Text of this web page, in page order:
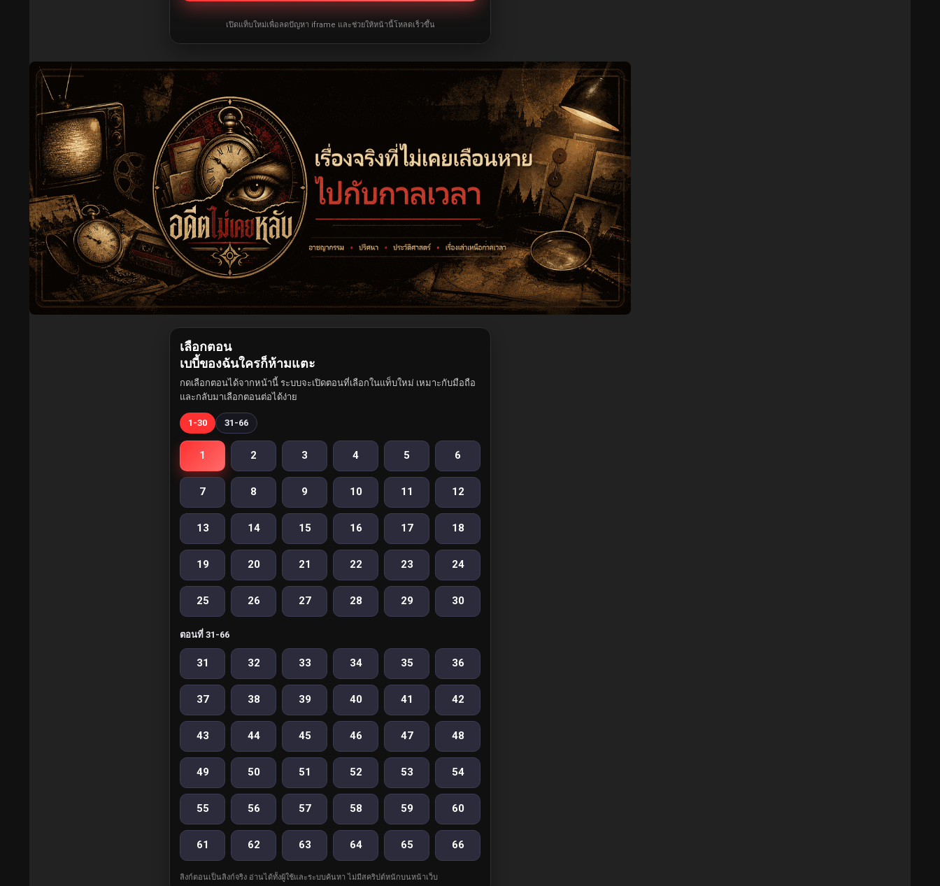
เปิดแท็บใหม่เพื่อลดปัญหา iframe และช่วยให้หน้านี้โหลดเร็วขึ้น
เลือกตอน
เบบี้ของฉันใครก็ห้ามแตะ
กดเลือกตอนได้จากหน้านี้ ระบบจะเปิดตอนที่เลือกในแท็บใหม่ เหมาะกับมือถือ
และกลับมาเลือกตอนต่อได้ง่าย
1-30 31-66
1 2 3 4 5 6
7 8 9 10 11 12
13 14 15 16 17 18
19 20 21 22 23 24
25 26 27 28 29 30
ตอนที่ 31-66
31 32 33 34 35 36
37 38 39 40 41 42
43 44 45 46 47 48
49 50 51 52 53 54
55 56 57 58 59 60
61 62 63 64 65 66
ลิงก์ตอนเป็นลิงก์จริง อ่านได้ทั้งผู้ใช้และระบบค้นหา ไม่มีสคริปต์หนักบนหน้าเว็บ